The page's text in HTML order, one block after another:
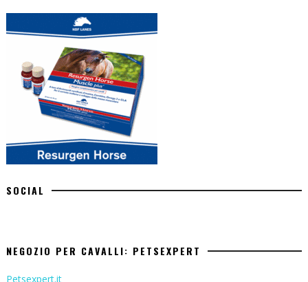
SOCIAL
NEGOZIO PER CAVALLI: PETSEXPERT
Petsexpert.it